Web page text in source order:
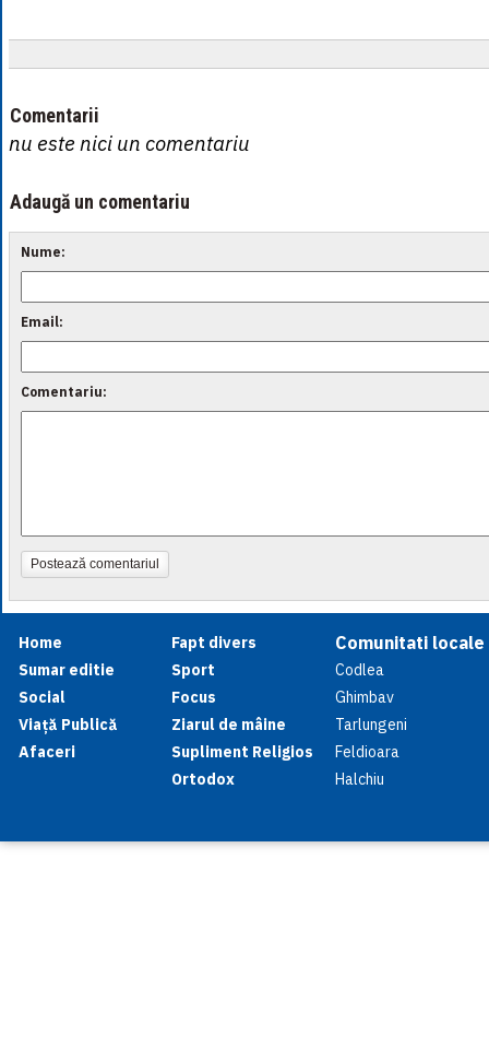
Comentarii
nu este nici un comentariu
Adaugă un comentariu
Nume:
Email:
Comentariu:
Postează comentariul
Home
Sumar editie
Social
Viață Publică
Afaceri
Fapt divers
Sport
Focus
Ziarul de mâine
Supliment Religios
Ortodox
Comunitati locale
Codlea
Ghimbav
Tarlungeni
Feldioara
Halchiu